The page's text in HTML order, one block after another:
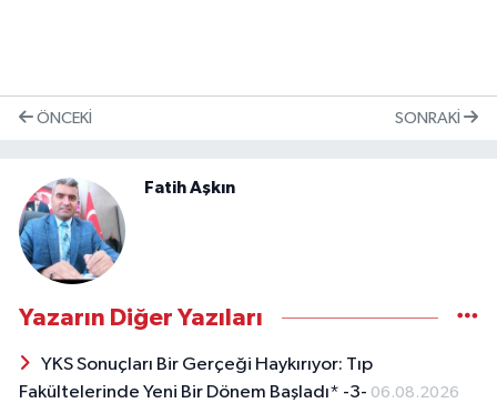
ÖNCEKI SONRAKI
Fatih Aşkın
Yazarın Diğer Yazıları
YKS Sonuçları Bir Gerçeği Haykırıyor: Tıp
Fakültelerinde Yeni Bir Dönem Başladı* -3- 06.08.2026